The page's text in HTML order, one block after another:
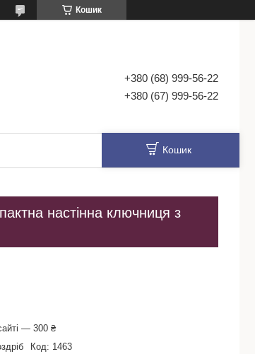
Кошик
+380 (68) 999-56-22
+380 (67) 999-56-22
Кошик
настінна ключниця з
— 300 ₴
Код: 1463